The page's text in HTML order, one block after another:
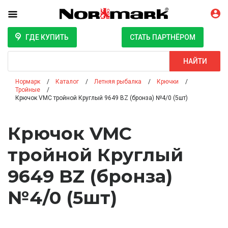
ГДЕ КУПИТЬ СТАТЬ ПАРТНЁРОМ
НАЙТИ
Нормарк Каталог Летняя рыбалка
Крючки
Тройные
Крючок VMC тройной Круглый 9649 BZ (бронза) №4/0 (5шт)
Крючок VMC
тройной Круглый
9649 BZ (бронза)
№4/0 (5шт)